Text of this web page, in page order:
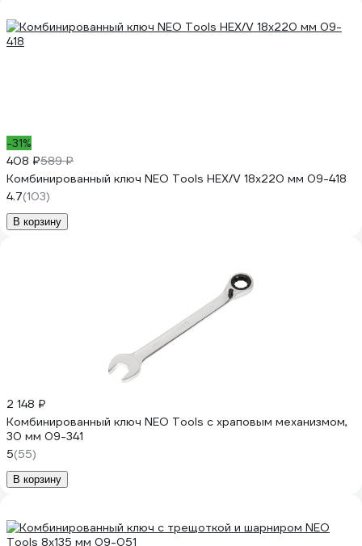
-31%
408 ₽589 ₽
Комбинированный ключ NEO Tools HEX/V 18x220 мм 09-418
4.7(103)
В корзину
2 148 ₽
Комбинированный ключ NEO Tools с храповым механизмом,
30 мм 09-341
5(55)
В корзину